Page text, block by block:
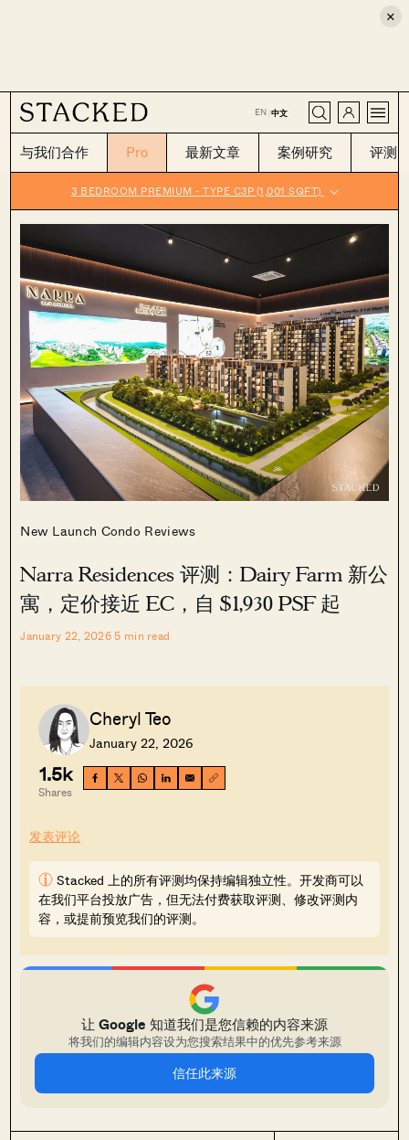
×
EN |中文
与我们合作 Pro 最新文章 案例研究 评测
CLOSE
3 BEDROOM PREMIUM - TYPE C3P (1,001 SQFT)
New Launch Condo Reviews
Narra Residences 评测：Dairy Farm 新公
寓，定价接近 EC，自 $1,930 PSF 起
January 22, 2026 5 min read
Cheryl Teo
January 22, 2026
1.5k
Shares
发表评论
i Stacked 上的所有评测均保持编辑独立性。开发商可以
在我们平台投放广告，但无法付费获取评测、修改评测内
容，或提前预览我们的评测。
让 Google 知道我们是您信赖的内容来源
将我们的编辑内容设为您搜索结果中的优先参考来源
信任此来源